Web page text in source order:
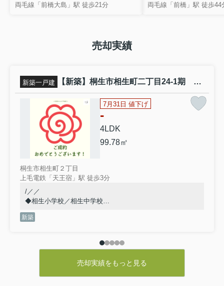
両毛線「前橋大島」駅 徒歩21分
両毛線「前橋」駅 徒歩44
売却実績
新築一戸建 【新築】桐生市相生町二丁目24-1期 ２号棟(全４棟) リナージュ 新築建売分譲
7月31日 値下げ
-
4LDK
99.78㎡
桐生市相生町２丁目
上毛電鉄「天王宿」駅 徒歩3分
/／／
◆相生小学校／相生中学校
◆他社掲載物件もまとめて見学◎
◆物件情報は隠すことなく全て公開します◎
◆やり取りはメールかLINEを推奨◎
◆転勤がないのでずっと同じ担当者◎
◆一組ずつ丁寧に対応致します◎
◆質問し放題の敷居の低い不動産屋◎
◆仲介物件（ネットに掲載されているほぼ全て）は弊社を
新築
売却実績をもっと見る